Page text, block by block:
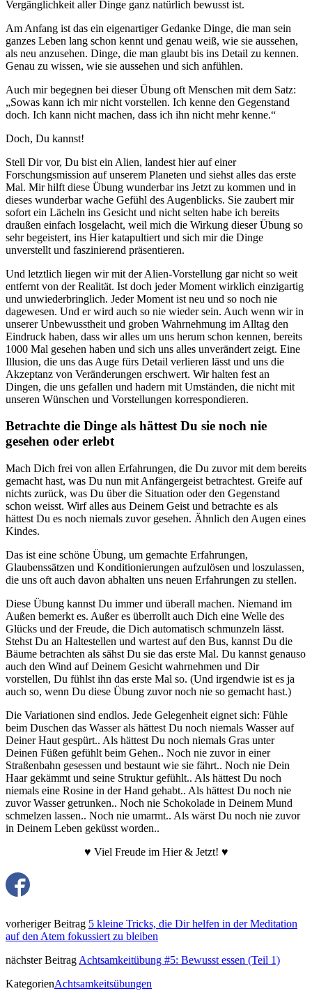
Vergänglichkeit aller Dinge ganz natürlich bewusst ist.
Am Anfang ist das ein eigenartiger Gedanke Dinge, die man sein
ganzes Leben lang schon kennt und genau weiß, wie sie aussehen,
als neu anzusehen. Dinge, die man glaubt bis ins Detail zu kennen.
Genau zu wissen, wie sie aussehen und sich anfühlen.
Auch mir begegnen bei dieser Übung oft Menschen mit dem Satz:
„Sowas kann ich mir nicht vorstellen. Ich kenne den Gegenstand
doch. Ich kann nicht machen, dass ich ihn nicht mehr kenne.“
Doch, Du kannst!
Stell Dir vor, Du bist ein Alien, landest hier auf einer
Forschungsmission auf unserem Planeten und siehst alles das erste
Mal. Mir hilft diese Übung wunderbar ins Jetzt zu kommen und in
dieses wunderbar wache Gefühl des Augenblicks. Sie zaubert mir
sofort ein Lächeln ins Gesicht und nicht selten habe ich bereits
draußen einfach losgelacht, weil mich die Wirkung dieser Übung so
sehr begeistert, ins Hier katapultiert und sich mir die Dinge
unverstellt und faszinierend präsentieren.
Und letztlich liegen wir mit der Alien-Vorstellung gar nicht so weit
entfernt von der Realität. Ist doch jeder Moment wirklich einzigartig
und unwiederbringlich. Jeder Moment ist neu und so noch nie
dagewesen. Und er wird auch so nie wieder sein. Auch wenn wir in
unserer Unbewusstheit und groben Wahrnehmung im Alltag den
Eindruck haben, dass wir alles um uns herum schon kennen, bereits
1000 Mal gesehen haben und sich uns alles unverändert zeigt. Eine
Illusion, die uns das Auge fürs Detail verlieren lässt und uns die
Akzeptanz von Veränderungen erschwert. Wir halten fest an
Dingen, die uns gefallen und hadern mit Umständen, die nicht mit
unseren Wünschen und Vorstellungen korrespondieren.
Betrachte die Dinge als hättest Du sie noch nie
gesehen oder erlebt
Mach Dich frei von allen Erfahrungen, die Du zuvor mit dem bereits
gemacht hast, was Du nun mit Anfängergeist betrachtest. Greife auf
nichts zurück, was Du über die Situation oder den Gegenstand
schon weisst. Wirf alles aus Deinem Geist und betrachte es als
hättest Du es noch niemals zuvor gesehen. Ähnlich den Augen eines
Kindes.
Das ist eine schöne Übung, um gemachte Erfahrungen,
Glaubenssätzen und Konditionierungen aufzulösen und loszulassen,
die uns oft auch davon abhalten uns neuen Erfahrungen zu stellen.
Diese Übung kannst Du immer und überall machen. Niemand im
Außen bemerkt es. Außer es überrollt auch Dich eine Welle des
Glücks und der Freude, die Dich automatisch schmunzeln lässt.
Stehst Du an Haltestellen und wartest auf den Bus, kannst Du die
Bäume betrachten als sähst Du sie das erste Mal. Du kannst genauso
auch den Wind auf Deinem Gesicht wahrnehmen und Dir
vorstellen, Du fühlst ihn das erste Mal so. (Und irgendwie ist es ja
auch so, wenn Du diese Übung zuvor noch nie so gemacht hast.)
Die Variationen sind endlos. Jede Gelegenheit eignet sich: Fühle
beim Duschen das Wasser als hättest Du noch niemals Wasser auf
Deiner Haut gespürt.. Als hättest Du noch niemals Gras unter
Deinen Füßen gefühlt beim Gehen.. Noch nie zuvor in einer
Straßenbahn gesessen und bestaunt wie sie fährt.. Noch nie Dein
Haar gekämmt und seine Struktur gefühlt.. Als hättest Du noch
niemals eine Rosine in der Hand gehabt.. Als hättest Du noch nie
zuvor Wasser getrunken.. Noch nie Schokolade in Deinem Mund
schmelzen lassen.. Noch nie umarmt.. Als wärst Du noch nie zuvor
in Deinem Leben geküsst worden..
♥ Viel Freude im Hier & Jetzt! ♥
vorheriger Beitrag 5 kleine Tricks, die Dir helfen in der Meditation
auf den Atem fokussiert zu bleiben
nächster Beitrag Achtsamkeitübung #5: Bewusst essen (Teil 1)
KategorienAchtsamkeitsübungen